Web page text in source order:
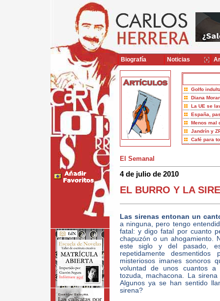
Golfo
Diana
La UE se
España,
Menos mal
Jandrín y
Café para
El Semanal
4 de julio de 2010
EL BURRO Y LA
Las sirenas entonan un
a ninguna, pero tengo
fatal: y digo fatal por cuanto
chapuzón o un ahogamiento.
este siglo y del pasado,
repetidamente
misteriosos imanes sonoros
voluntad de unos cuantos a
tozuda, machacona. La
Algunos ya se han sentido
sirena?
Biografía Noticias